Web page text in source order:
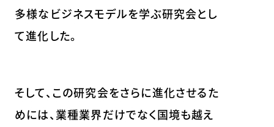
多様なビジネスモデルを学ぶ研究会とし
て進化した。
そして、この研究会をさらに進化させるた
めには、業種業界だけでなく国境も越え